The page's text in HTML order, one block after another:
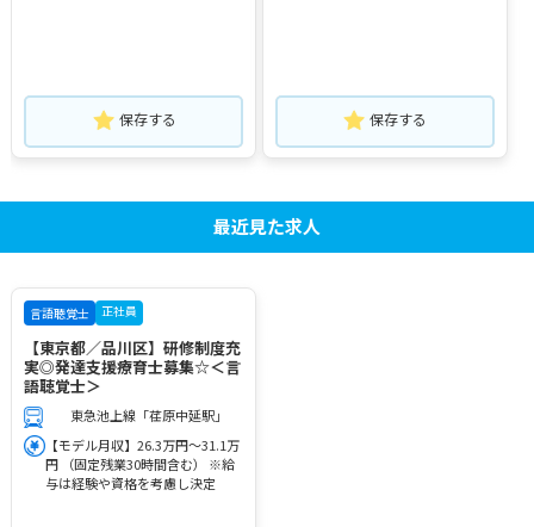
保存する 保存する
最近見た求人
言語聴覚士 正社員
【東京都／品川区】研修制度充
実◎発達支援療育士募集☆＜言
語聴覚士＞
東急池上線「荏原中延駅」
【モデル月収】26.3万円～31.1万
円 （固定残業30時間含む） ※給
与は経験や資格を考慮し決定